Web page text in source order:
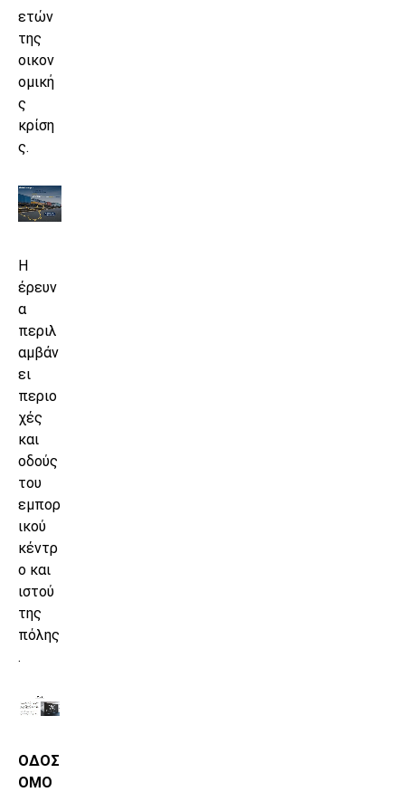
ετών
της
οικον
ομική
ς
κρίση
ς.
Η
έρευν
α
περιλ
αμβάν
ει
περιο
χές
και
οδούς
του
εμπορ
ικού
κέντρ
ο και
ιστού
της
πόλης
.
ΟΔΟΣ
ΟΜΟ